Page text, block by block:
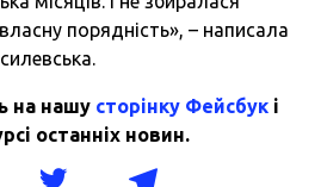
порядність», – написала
на нашу сторінку Фейсбук і
останніх новин.